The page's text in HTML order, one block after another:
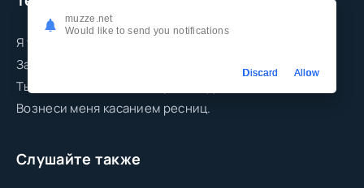
Я тебя найду на краю земли
Закрою глаза но сердце не спит
Ты зелёный свет моей души нефрит
Вознеси меня касанием ресниц.
Слушайте также
muzze.net
Would like to send you notifications
Discard Allow